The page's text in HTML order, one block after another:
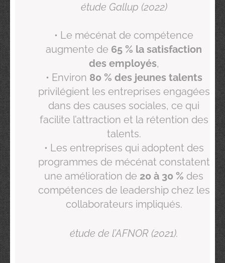
étude Gallup (2022)
• Le mécénat de compétence
augmente de 65 % la satisfaction
des employés,
• Environ 80 % des jeunes talents
privilégient les entreprises engagées
dans des causes sociales, ce qui
facilite l’attraction et la rétention des
talents.
• Les entreprises qui adoptent des
programmes de mécénat constatent
une amélioration de 20 à 30 % des
compétences de leadership chez les
collaborateurs impliqués.
étude de l’AFNOR (2021).